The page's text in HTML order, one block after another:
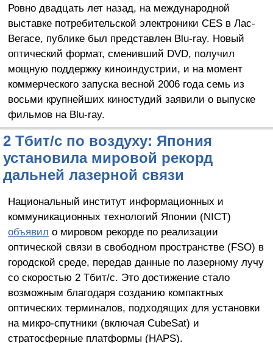
Ровно двадцать лет назад, на международной
выставке потребительской электроники CES в Лас-
Вегасе, публике был представлен Blu-ray. Новый
оптический формат, сменивший DVD, получил
мощную поддержку киноиндустрии, и на момент
коммерческого запуска весной 2006 года семь из
восьми крупнейших киностудий заявили о выпуске
фильмов на Blu-ray.
2 Тбит/с по воздуху: Япония
установила мировой рекорд
дальней лазерной связи
Национальный институт информационных и
коммуникационных технологий Японии (NICT)
объявил о мировом рекорде по реализации
оптической связи в свободном пространстве (FSO) в
городской среде, передав данные по лазерному лучу
со скоростью 2 Тбит/с. Это достижение стало
возможным благодаря созданию компактных
оптических терминалов, подходящих для установки
на микро-спутники (включая CubeSat) и
стратосферные платформы (HAPS).